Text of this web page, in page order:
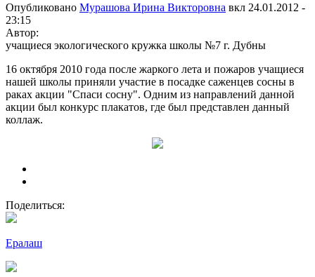
Опубликовано Мурашова Ирина Викторовна вкл 24.01.2012 -
23:15
Автор:
учащиеся экологического кружка школы №7 г. Дубны
16 октября 2010 года после жаркого лета и пожаров учащиеся
нашей школы приняли участие в посадке саженцев сосны в
раках акции "Спаси сосну". Одним из направлений данной
акции был конкурс плакатов, где был представлен данный
коллаж.
Поделиться:
Ералаш